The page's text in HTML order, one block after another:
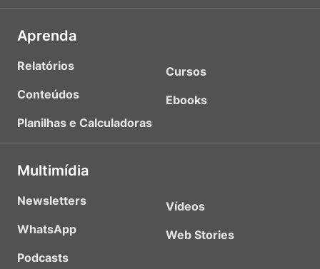
Aprenda
Relatórios
Conteúdos
Planilhas e Calculadoras
Cursos
Ebooks
Multimídia
Newsletters
WhatsApp
Podcasts
Vídeos
Web Stories